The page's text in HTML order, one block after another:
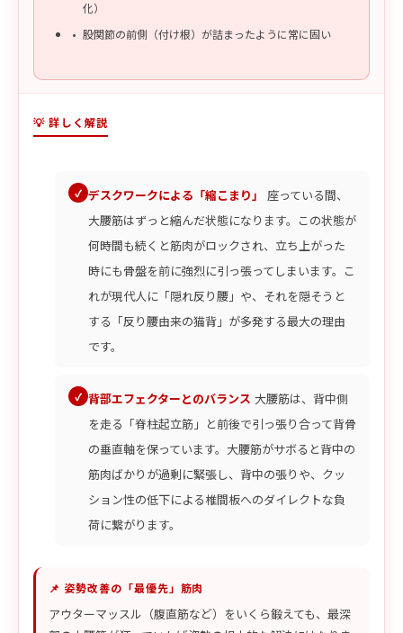
化）
股関節の前側（付け根）が詰まったように常に固い
💡 詳しく解説
デスクワークによる「縮こまり」
座っている間、
大腰筋はずっと縮んだ状態になります。この状態が
何時間も続くと筋肉がロックされ、立ち上がった
時にも骨盤を前に強烈に引っ張ってしまいます。こ
れが現代人に「隠れ反り腰」や、それを隠そうと
する「反り腰由来の猫背」が多発する最大の理由
です。
背部エフェクターとのバランス 大腰筋は、背中側
を走る「脊柱起立筋」と前後で引っ張り合って背骨
の垂直軸を保っています。大腰筋がサボると背中の
筋肉ばかりが過剰に緊張し、背中の張りや、クッ
ション性の低下による椎間板へのダイレクトな負
荷に繋がります。
📌 姿勢改善の「最優先」筋肉
アウターマッスル（腹直筋など）をいくら鍛えても、最深